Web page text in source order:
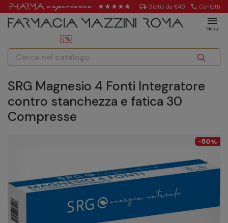
local_shipping Gratis da €49 call Contatti
menu
Menu
SRG Magnesio 4 Fonti Integratore
contro stanchezza e fatica 30
Compresse
-50%